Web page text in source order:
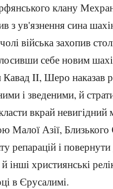
клану
з ув'язнення сина
війська захопив
себе новим
II, Шеро наказав
і зведеними, й
вкрай невигідний
Малої Азії, Близького
репарацій і
християнські
в Єрусалимі.